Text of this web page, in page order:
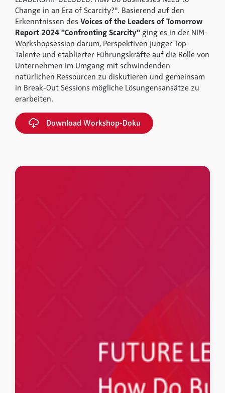
Change in an Era of Scarcity?". Basierend auf den
Erkenntnissen des Voices of the Leaders of Tomorrow
Report 2024 "Confronting Scarcity" ging es in der NIM-
Workshopsession darum, Perspektiven junger Top-
Talente und etablierter Führungskräfte auf die Rolle von
Unternehmen im Umgang mit schwindenden
natürlichen Ressourcen zu diskutieren und gemeinsam
in Break-Out Sessions mögliche Lösungensansätze zu
erarbeiten.
Download Workshop-Doku